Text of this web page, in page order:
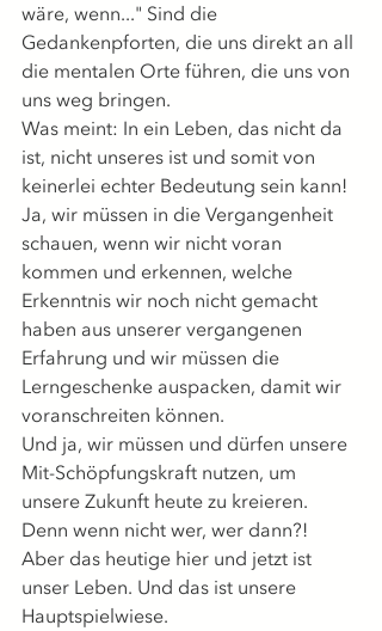
wäre, wenn..." Sind die
Gedankenpforten, die uns direkt an all
die mentalen Orte führen, die uns von
uns weg bringen.
Was meint: In ein Leben, das nicht da
ist, nicht unseres ist und somit von
keinerlei echter Bedeutung sein kann!
Ja, wir müssen in die Vergangenheit
schauen, wenn wir nicht voran
kommen und erkennen, welche
Erkenntnis wir noch nicht gemacht
haben aus unserer vergangenen
Erfahrung und wir müssen die
Lerngeschenke auspacken, damit wir
voranschreiten können.
Und ja, wir müssen und dürfen unsere
Mit-Schöpfungskraft nutzen, um
unsere Zukunft heute zu kreieren.
Denn wenn nicht wer, wer dann?!
Aber das heutige hier und jetzt ist
unser Leben. Und das ist unsere
Hauptspielwiese.